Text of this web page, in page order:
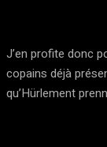
J’en profite donc
copains déjà
qu’Hürlement